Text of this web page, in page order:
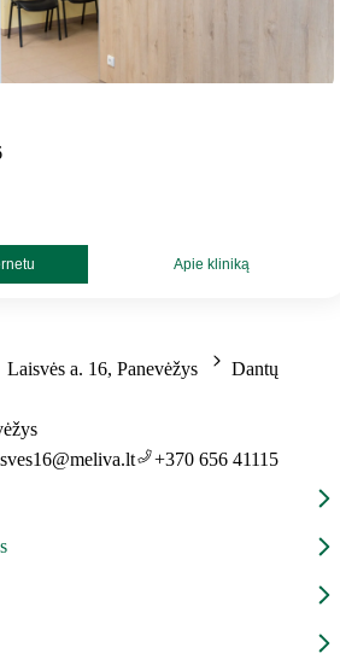
Apie kliniką
Laisvės a. 16, Panevėžys
Dantų
+370 656 41115